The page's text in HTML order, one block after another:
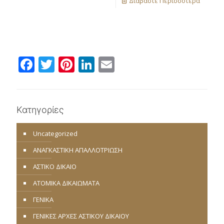
Facebook
Twitter
Pinterest
LinkedIn
Κατηγορίες
Uncategorized
ΑΝΑΓΚΑΣΤΙΚΗ ΑΠΑΛΛΟΤΡΙΩΣΗ
ΑΣΤΙΚΟ ΔΙΚΑΙΟ
ΑΤΟΜΙΚΑ ΔΙΚΑΙΩΜΑΤΑ
ΓΕΝΙΚΑ
ΓΕΝΙΚΕΣ ΑΡΧΕΣ ΑΣΤΙΚΟΥ ΔΙΚΑΙΟΥ